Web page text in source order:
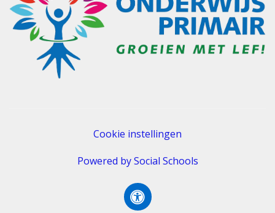
Cookie instellingen
Powered bySocial Schools